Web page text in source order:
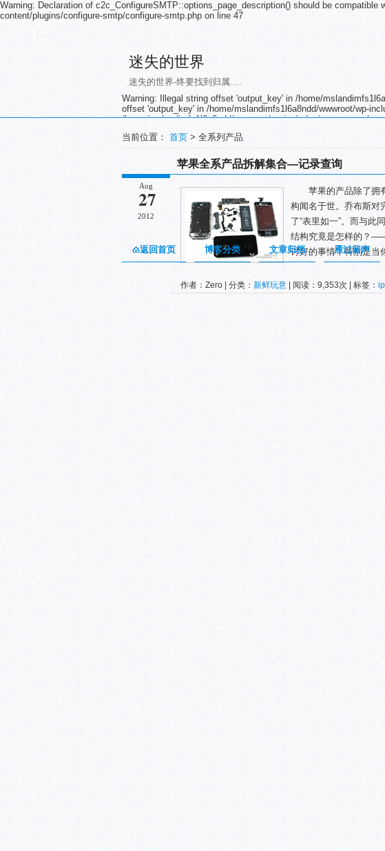
Warning: Declaration of c2c_ConfigureSMTP::options_page_description() should be
content/plugins/configure-smtp/configure-smtp.php on line 47
迷失的世界
迷失的世界-终要找到归属….
Warning: Illegal string offset 'output_key' in /home/
offset 'output_key' in /home/mslandimfs1l6a8ndd/wwwroot/wp-
/home/mslandimfs1l6a8ndd/wwwroot/wp-includes/nav-menu.php
/home/mslandimfs1l6a8ndd/wwwroot/wp-includes/nav-menu.php
/home/mslandimfs1l6a8ndd/wwwroot/wp-includes/nav-menu.php
/home/mslandimfs1l6a8ndd/wwwroot/wp-includes/nav-menu.php
/home/mslandimfs1l6a8ndd/wwwroot/wp-includes/nav-menu.php
/home/mslandimfs1l6a8ndd/wwwroot/wp-includes/nav-
/home/mslandimfs1l6a8ndd/wwwroot/wp-includes/nav-
/home/mslandimfs1l6a8ndd/wwwroot/wp-includes/nav-
/home/mslandimfs1l6a8ndd/wwwroot/wp-includes/nav-menu.php
/home/mslandimfs1l6a8ndd/wwwroot/wp-includes/nav-menu.php
返回首页
博客分类 文章归档 雁过留声
当前位置： 首页 > 全系列产品
苹果全系产品拆解集合—记录查询
Aug
27
2012
苹果的产品除了拥有
构闻名于世。乔布斯对
了“表里如一”。而与此
结构究竟是怎样的？
讨好的事情，特别是当
作者：Zero | 分类： 新鲜玩意 | 阅读：9,353次 | 标签：